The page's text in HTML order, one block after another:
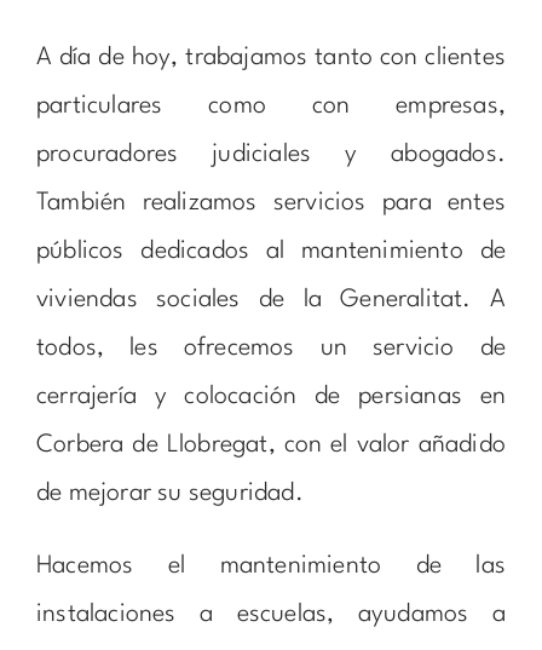
A día de hoy, trabajamos tanto con clientes
particulares como con empresas,
procuradores judiciales y abogados.
También realizamos servicios para entes
públicos dedicados al mantenimiento de
viviendas sociales de la Generalitat. A
todos, les ofrecemos un servicio de
cerrajería y colocación de persianas en
Corbera de Llobregat, con el valor añadido
de mejorar su seguridad.
Hacemos el mantenimiento de las
instalaciones a escuelas, ayudamos a